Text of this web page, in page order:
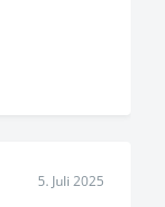
5. Juli 2025